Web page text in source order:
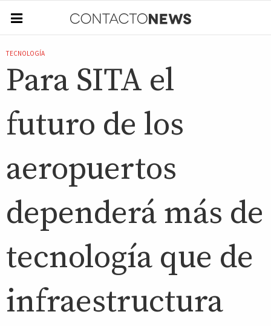
TECNOLOGÍA
Para SITA el
futuro de los
aeropuertos
dependerá más de
tecnología que de
infraestructura